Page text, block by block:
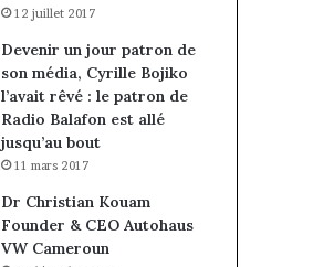
12 juillet 2017
Devenir un jour patron de
son média, Cyrille Bojiko
l’avait rêvé : le patron de
Radio Balafon est allé
jusqu’au bout
11 mars 2017
Dr Christian Kouam
Founder & CEO Autohaus
VW Cameroun